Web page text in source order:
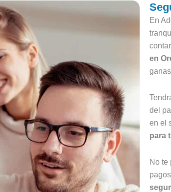
En
en
del
en el
para
No te